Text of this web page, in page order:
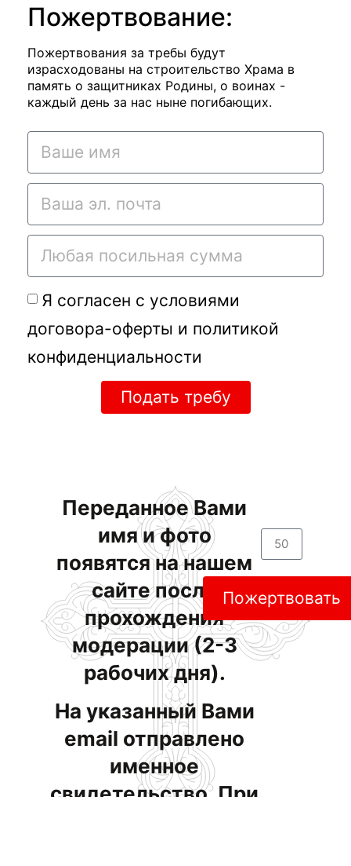
Пожертвование:
Пожертвования за требы будут
израсходованы на строительство Храма в
память о защитниках Родины, о воинах -
каждый день за нас ныне погибающих.
Я согласен с условиями
договора-оферты и политикой
конфиденциальности
Подать требу
Переданное Вами
имя и фото
появятся на нашем
сайте после
прохождения
модерации (2-3
рабочих дня).
На указанный Вами
email отправлено
именное
свидетельство. При
Пожертвовать